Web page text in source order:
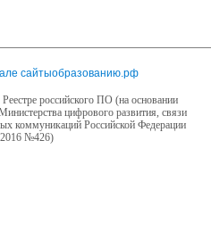
сайтыобразованию.рф
российского ПО (на основании
цифрового развития, связи
коммуникаций Российской Федерации
№426)